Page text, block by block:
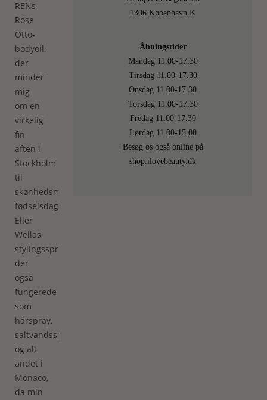
RENs
Rose
Otto-
bodyoil,
der
minder
mig
om en
virkelig
fin
aften i
Stockholm
til
skønhedsmærkets
fødselsdag.
Eller
Wellas
stylingsspray,
der
også
fungerede
som
hårspray,
saltvandsspray
og alt
andet i
Monaco,
da min
1306 København K
Åbningstider
Mandag 11.00-17.30
Tirsdag 11.00-17.30
Onsdag 11.00-17.30
Torsdag 11.00-17.30
Fredag 11.00-17.30
Lørdag 11.00-15.00
Besøg os også online på
shop.ilovebeauty.dk